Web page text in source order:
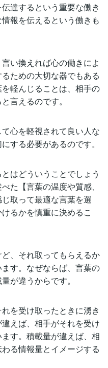
達するという重要な働き
報を伝えるという働きも
い換えれば心の働きによ
ための大切な器でもある
軽んじることは、相手の
言えるのです。
心を軽視されて良い人な
する必要があるのです。
はどういうことでしょう
た【言葉の温度や質感、
取って最適な言葉を選
るかを慎重に決めるこ
、それ取ってもらえるか
す。なぜならば、言葉の
が違うからです。
を受け取ったときに湧き
えば、相手がそれを受け
す。積載量が違えば、相
る情報量とイメージする